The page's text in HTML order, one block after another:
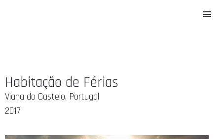
Habitação de Férias
Viana do Castelo, Portugal
2017